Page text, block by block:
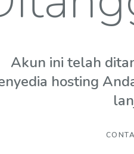
Akun ini telah
hosting